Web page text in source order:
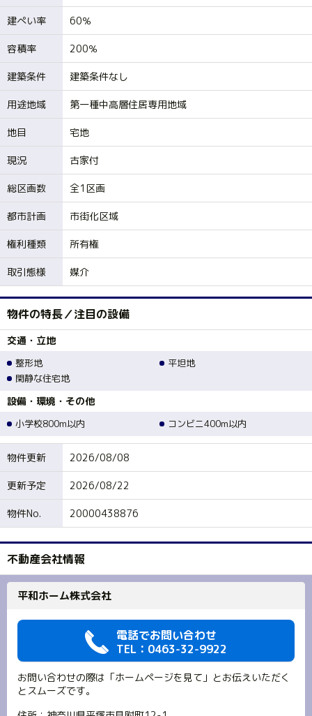
建ぺい率 60％
容積率 200％
建築条件 建築条件なし
用途地域 第一種中高層住居専用地域
地目 宅地
現況 古家付
総区画数 全1区画
都市計画 市街化区域
権利種類 所有権
取引態様 媒介
物件の特長／注目の設備
交通・立地
整形地
平坦地
閑静な住宅地
設備・環境・その他
小学校800m以内 コンビニ400m以内
物件更新 2026/08/08
更新予定 2026/08/22
物件No. 20000438876
不動産会社情報
平和ホーム株式会社
電話でお問い合わせ
TEL：0463-32-9922
お問い合わせの際は「ホームページを見て」とお伝えいただく
とスムーズです。